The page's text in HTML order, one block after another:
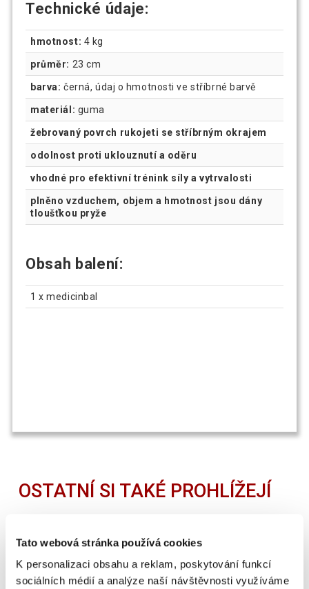
Tato webová stránka používá cookies
K personalizaci obsahu a reklam, poskytování funkcí
sociálních médií a analýze naší návštěvnosti využíváme
Technické údaje:
hmotnost: 4 kg
průměr: 23 cm
barva: černá, údaj o hmotnosti ve stříbrné barvě
materiál: guma
žebrovaný povrch rukojeti se stříbrným okrajem
odolnost proti uklouznutí a oděru
vhodné pro efektivní trénink síly a vytrvalosti
plněno vzduchem, objem a hmotnost jsou dány
tloušťkou pryže
Obsah balení:
1 x medicinbal
OSTATNÍ SI TAKÉ PROHLÍŽEJÍ